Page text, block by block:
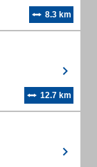
8.3 km
12.7 km